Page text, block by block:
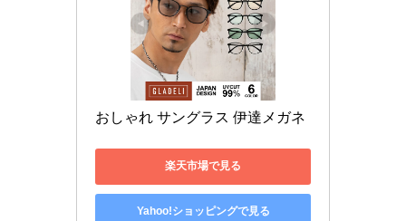
おしゃれ サングラス 伊達メガネ
楽天市場で見る
Yahoo!ショッピングで見る